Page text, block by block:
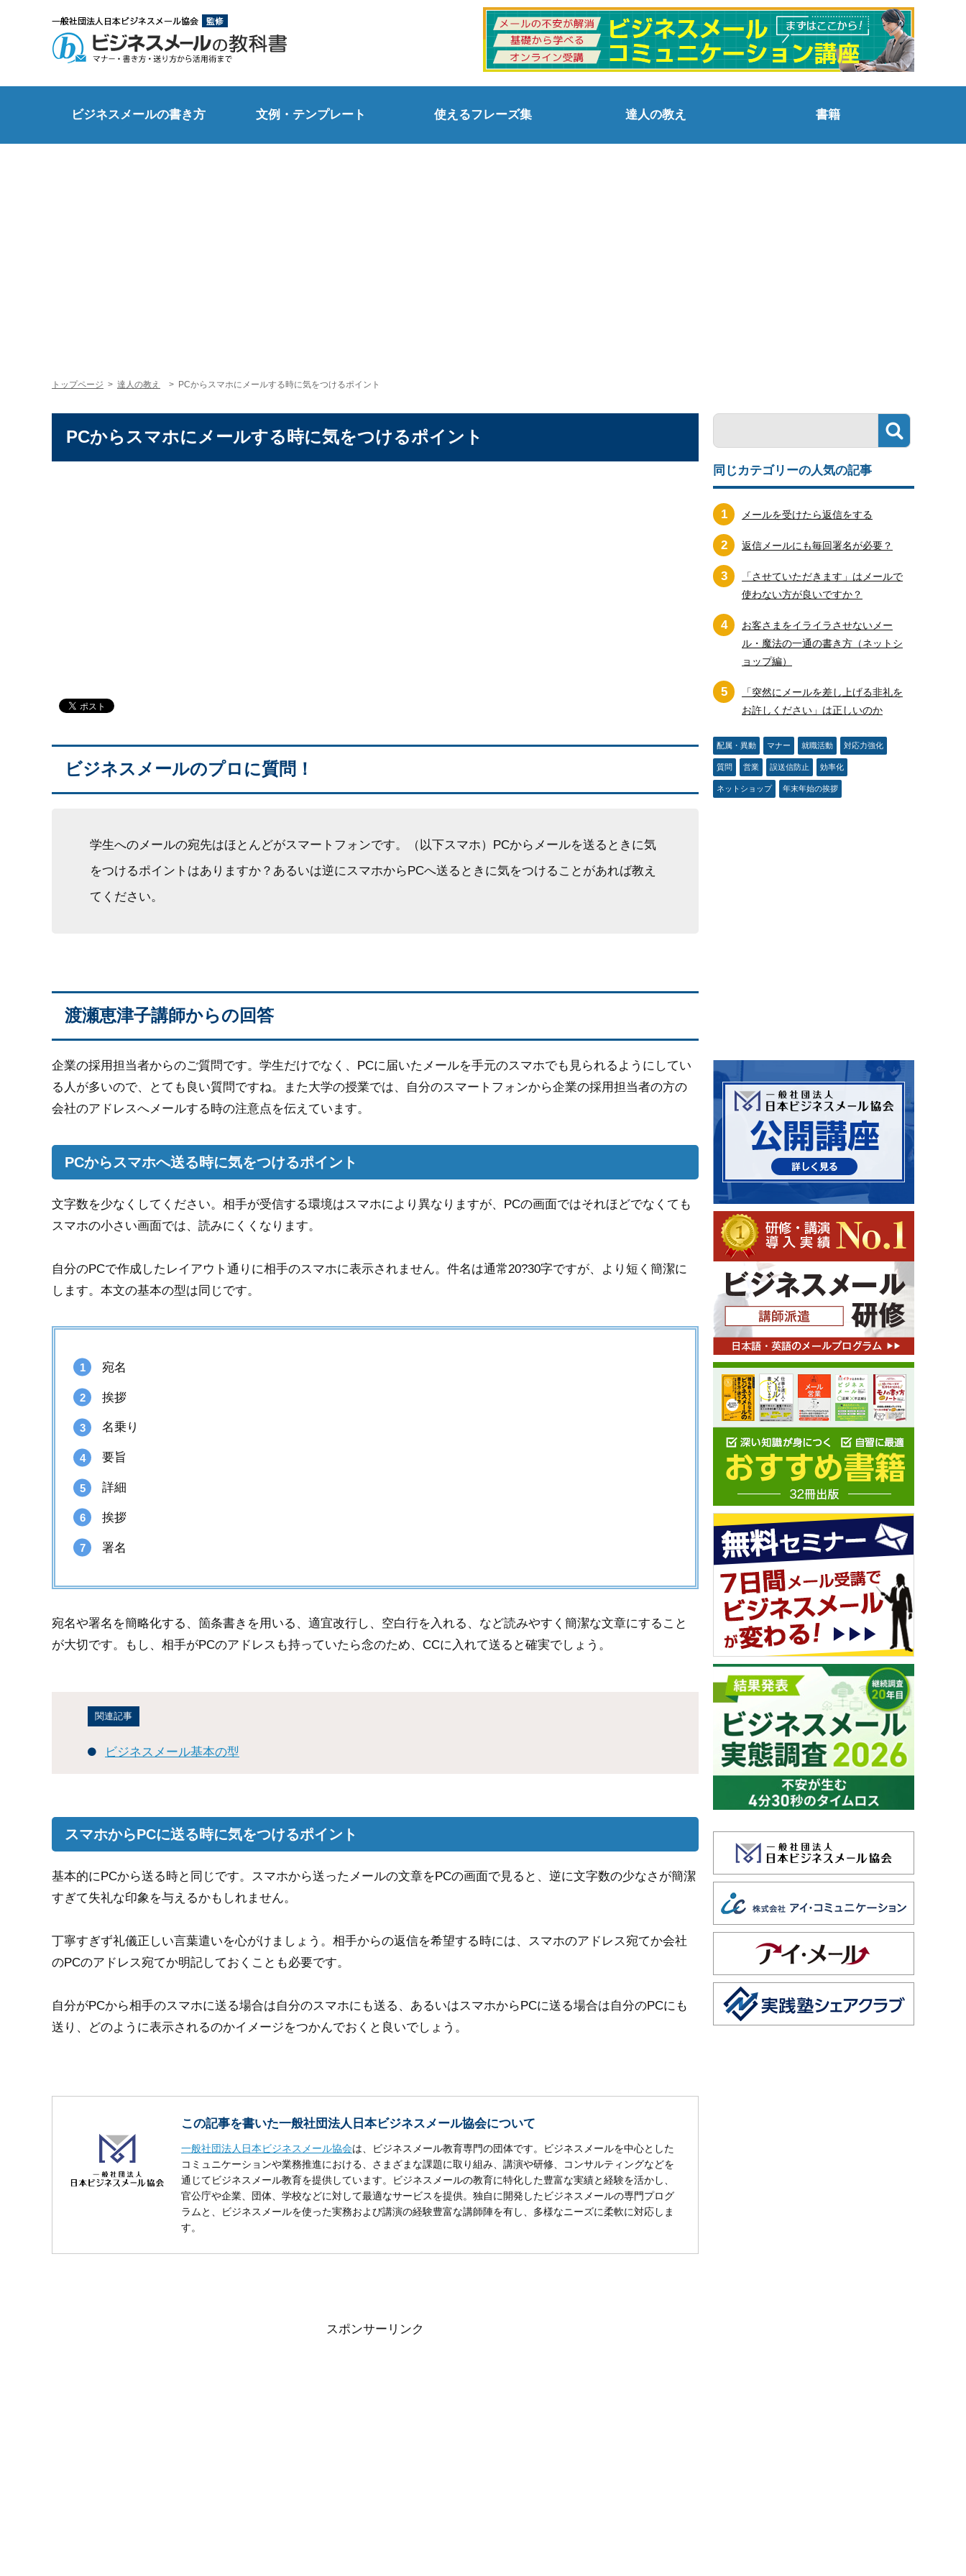
ビジネスメールの書き方 文例・テンプレート 使えるフレーズ集 達人の教え 書籍
トップページ > 達人の教え > PCからスマホにメールする時に気をつけるポイント
PCからスマホにメールする時に気をつけるポイント
ビジネスメールのプロに質問！
学生へのメールの宛先はほとんどがスマートフォンです。（以下スマホ）PCからメールを送るときに気
をつけるポイントはありますか？あるいは逆にスマホからPCへ送るときに気をつけることがあれば教え
てください。
渡瀬恵津子講師からの回答
企業の採用担当者からのご質問です。学生だけでなく、PCに届いたメールを手元のスマホでも見られるようにしてい
る人が多いので、とても良い質問ですね。また大学の授業では、自分のスマートフォンから企業の採用担当者の方の
会社のアドレスへメールする時の注意点を伝えています。
PCからスマホへ送る時に気をつけるポイント
文字数を少なくしてください。相手が受信する環境はスマホにより異なりますが、PCの画面ではそれほどでなくても
スマホの小さい画面では、読みにくくなります。
自分のPCで作成したレイアウト通りに相手のスマホに表示されません。件名は通常20?30字ですが、より短く簡潔に
します。本文の基本の型は同じです。
宛名
挨拶
名乗り
要旨
詳細
挨拶
署名
宛名や署名を簡略化する、箇条書きを用いる、適宜改行し、空白行を入れる、など読みやすく簡潔な文章にすること
が大切です。もし、相手がPCのアドレスも持っていたら念のため、CCに入れて送ると確実でしょう。
関連記事
ビジネスメール基本の型
スマホからPCに送る時に気をつけるポイント
基本的にPCから送る時と同じです。スマホから送ったメールの文章をPCの画面で見ると、逆に文字数の少なさが簡潔
すぎて失礼な印象を与えるかもしれません。
丁寧すぎず礼儀正しい言葉遣いを心がけましょう。相手からの返信を希望する時には、スマホのアドレス宛てか会社
のPCのアドレス宛てか明記しておくことも必要です。
自分がPCから相手のスマホに送る場合は自分のスマホにも送る、あるいはスマホからPCに送る場合は自分のPCにも
送り、どのように表示されるのかイメージをつかんでおくと良いでしょう。
この記事を書いた一般社団法人日本ビジネスメール協会について
一般社団法人日本ビジネスメール協会は、ビジネスメール教育専門の団体です。ビジネスメールを中心とした
コミュニケーションや業務推進における、さまざまな課題に取り組み、講演や研修、コンサルティングなどを
通じてビジネスメール教育を提供しています。ビジネスメールの教育に特化した豊富な実績と経験を活かし、
官公庁や企業、団体、学校などに対して最適なサービスを提供。独自に開発したビジネスメールの専門プログ
ラムと、ビジネスメールを使った実務および講演の経験豊富な講師陣を有し、多様なニーズに柔軟に対応しま
す。
スポンサーリンク
同じカテゴリーの人気の記事
1 メールを受けたら返信をする
2 返信メールにも毎回署名が必要？
3
「させていただきます」はメールで
使わない方が良いですか？
4
お客さまをイライラさせないメー
ル・魔法の一通の書き方（ネットシ
ョップ編）
5
「突然にメールを差し上げる非礼を
お許しください」は正しいのか
配属・異動 マナー 就職活動 対応力強化
質問 営業 誤送信防止 効率化
ネットショップ 年末年始の挨拶